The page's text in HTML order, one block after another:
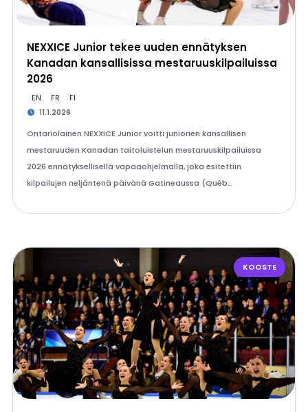
NEXXICE Junior tekee uuden ennätyksen
Kanadan kansallisissa mestaruuskilpailuissa
2026
EN FR FI
11.1.2026
Ontariolainen NEXXICE Junior voitti juniorien kansallisen
mestaruuden Kanadan taitoluistelun mestaruuskilpailuissa
2026 ennätyksellisellä vapaaohjelmalla, joka esitettiin
kilpailujen neljäntenä päivänä Gatineaussa (Québ…
KOOSTE